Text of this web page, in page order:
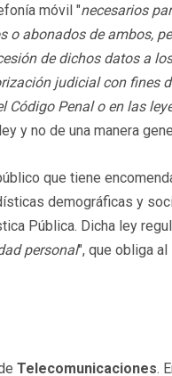
móvil "necesarios
abonados de ambos,
de dichos datos a
judicial con fines
Penal o en las
y no de una manera
que tiene
demográficas y
Pública. Dicha ley
personal", que obliga
Telecomunicaciones.